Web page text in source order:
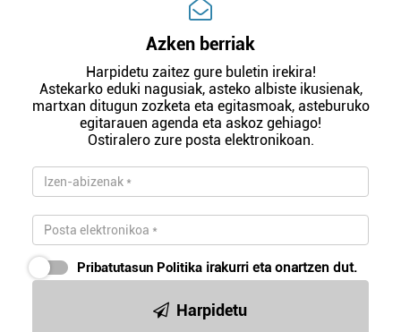
Azken berriak
Harpidetu zaitez gure buletin irekira!
Astekarko eduki nagusiak, asteko albiste ikusienak,
martxan ditugun zozketa eta egitasmoak, asteburuko
egitarauen agenda eta askoz gehiago!
Ostiralero zure posta elektronikoan.
Pribatutasun Politika irakurri eta onartzen dut.
Harpidetu